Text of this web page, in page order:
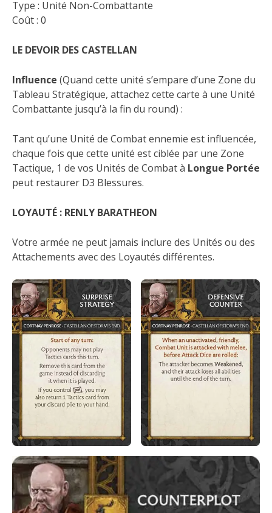
Type : Unité Non-Combattante
Coût : 0
LE DEVOIR DES CASTELLAN
Influence (Quand cette unité s’empare d’une Zone du
Tableau Stratégique, attachez cette carte à une Unité
Combattante jusqu’à la fin du round) :
Tant qu’une Unité de Combat ennemie est influencée,
chaque fois que cette unité est ciblée par une Zone
Tactique, 1 de vos Unités de Combat à Longue Portée
peut restaurer D3 Blessures.
LOYAUTÉ : RENLY BARATHEON
Votre armée ne peut jamais inclure des Unités ou des
Attachements avec des Loyautés différentes.